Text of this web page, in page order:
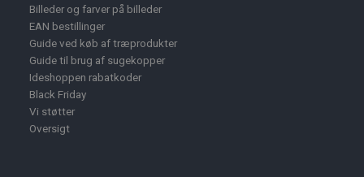
Billeder og farver på billeder
EAN bestillinger
Guide ved køb af træprodukter
Guide til brug af sugekopper
Ideshoppen rabatkoder
Black Friday
Vi støtter
Oversigt